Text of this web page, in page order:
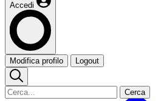
Accedi
Modifica profilo Logout
Cerca